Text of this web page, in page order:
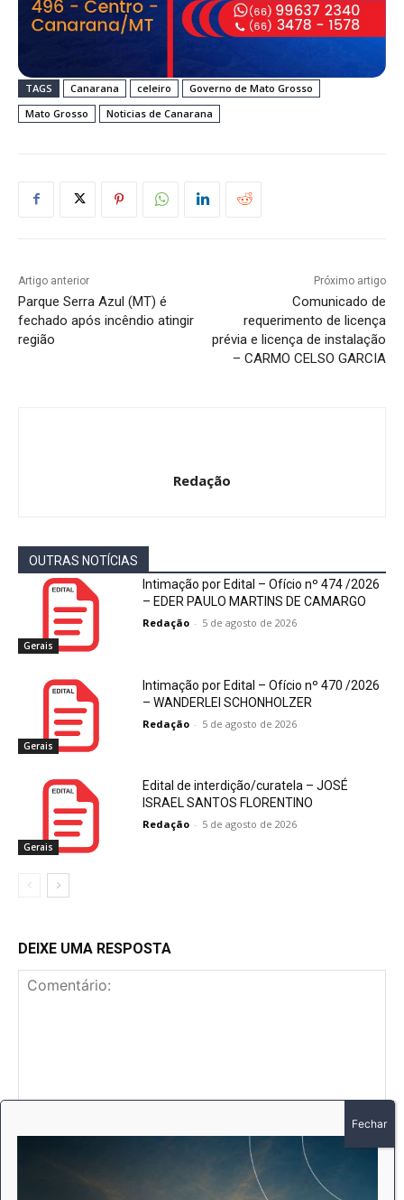
TAGS Canarana celeiro
Governo de Mato Grosso
Mato Grosso
Noticias de Canarana
Artigo anterior
Parque Serra Azul (MT) é
fechado após incêndio atingir
região
Próximo artigo
Comunicado de
requerimento de licença
prévia e licença de instalação
– CARMO CELSO GARCIA
Redação
OUTRAS NOTÍCIAS
Gerais
Intimação por Edital – Ofício nº 474 /2026
– EDER PAULO MARTINS DE CAMARGO
Redação - 5 de agosto de 2026
Gerais
Intimação por Edital – Ofício nº 470 /2026
– WANDERLEI SCHONHOLZER
Redação - 5 de agosto de 2026
Gerais
Edital de interdição/curatela – JOSÉ
ISRAEL SANTOS FLORENTINO
Redação - 5 de agosto de 2026
DEIXE UMA RESPOSTA